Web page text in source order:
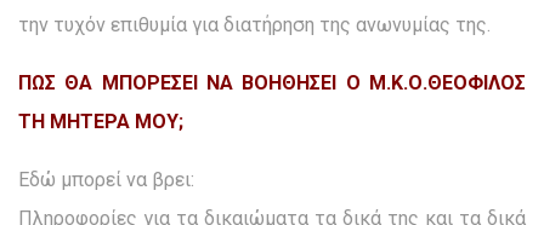
την τυχόν επιθυμία για διατήρηση της ανωνυμίας της.
ΠΩΣ ΘΑ ΜΠΟΡΕΣΕΙ ΝΑ ΒΟΗΘΗΣΕΙ Ο Μ.Κ.Ο.ΘΕΟΦΙΛΟΣ
ΤΗ ΜΗΤΕΡΑ ΜΟΥ;
Εδώ μπορεί να βρει:
Πληροφορίες για τα δικαιώματα τα δικά της και τα δικά